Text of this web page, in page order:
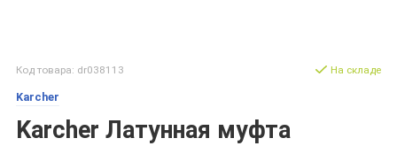
Код товара: dr038113
Karcher
Karcher Латунная муфта
На складе